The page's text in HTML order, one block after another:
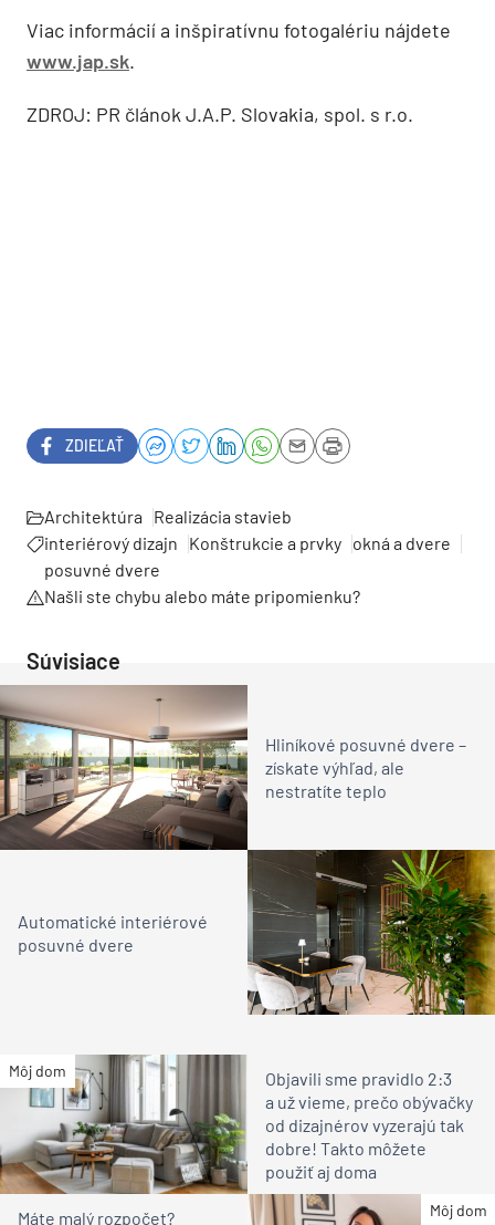
Viac informácií a inšpiratívnu fotogalériu nájdete
www.jap.sk.
ZDROJ: PR článok J.A.P. Slovakia, spol. s r.o.
ZDIEĽAŤ
Architektúra
Realizácia stavieb
interiérový dizajn
Konštrukcie a prvky okná a dvere
posuvné dvere
Našli ste chybu alebo máte pripomienku?
Súvisiace
Hliníkové posuvné dvere –
získate výhľad, ale
nestratíte teplo
Automatické interiérové
posuvné dvere
Môj dom
Objavili sme pravidlo 2:3
a už vieme, prečo obývačky
od dizajnérov vyzerajú tak
dobre! Takto môžete
použiť aj doma
Môj dom
Máte malý rozpočet?